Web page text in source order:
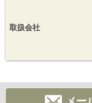
取扱会社